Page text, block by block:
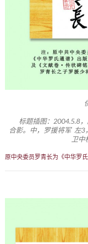
标题插图：2004.5.8
合影。中，罗援将军 左
卫
原中央委员罗青长为《中华罗